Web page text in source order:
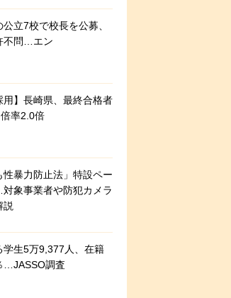
立7校で校長を公募、
不問…エン
用】長崎県、最終合格者
率2.0倍
性暴力防止法」特設ペー
象事業者や防犯カメラ
説
学生5万9,377人、在籍
…JASSO調査